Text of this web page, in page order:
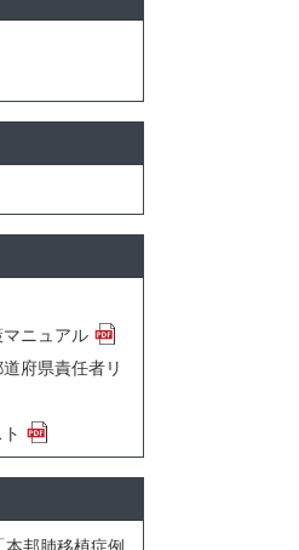
ニュアル
府県責任者リ
本邦肺移植症例